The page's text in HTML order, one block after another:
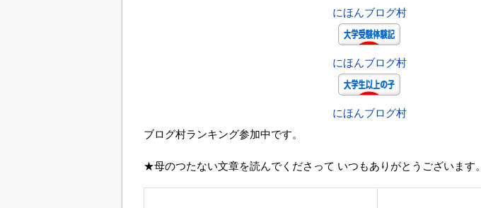
にほんブログ村
にほんブログ村
にほんブログ村
ブログ村ランキング参加中です。
★母のつたない文章を読んでくださって いつもありがとうございます。